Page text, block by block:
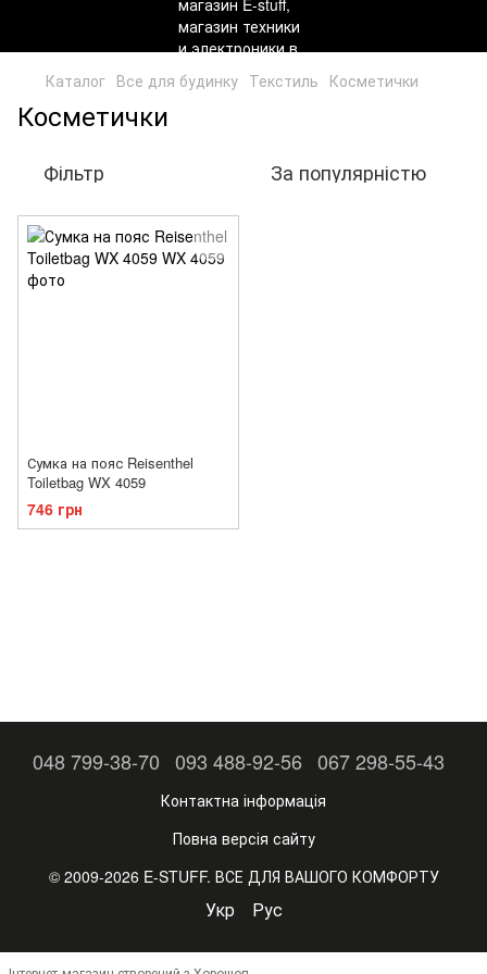
Каталог Все для будинку Текстиль Косметички
Косметички
Фільтр За популярністю
Сумка на пояс Reisenthel
Toiletbag WX 4059
746 грн
048 799-38-70 093 488-92-56 067 298-55-43
Контактна інформація
Повна версія сайту
© 2009-2026 E-STUFF. ВСЕ ДЛЯ ВАШОГО КОМФОРТУ
Укр Рус